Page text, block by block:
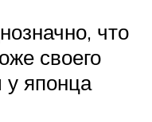
что
своего
у японца